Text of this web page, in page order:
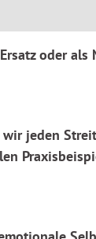
oder
jeden